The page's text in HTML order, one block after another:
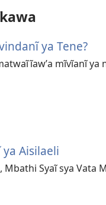
ya Tene?
ĩawʼa mĩvĩanĩ ya
Aisilaeli
Mbathi Syaĩ sya Vata